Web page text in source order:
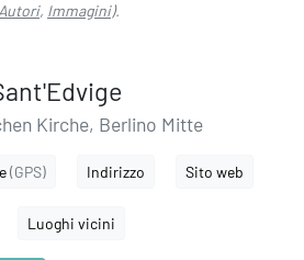
Autori, Immagini).
Kirche, Berlino Mitte
(GPS) Indirizzo Sito web
Luoghi vicini